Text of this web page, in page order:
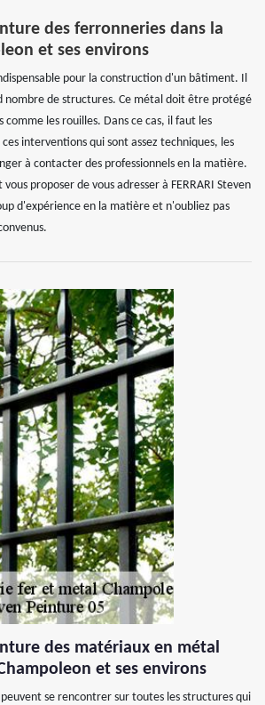
des ferronneries dans la
et ses environs
pour la construction d'un bâtiment. Il
nombre de structures. Ce métal doit être protégé
les rouilles. Dans ce cas, il faut les
interventions qui sont assez techniques, les
à contacter des professionnels en la matière.
proposer de vous adresser à FERRARI Steven
d'expérience en la matière et n'oubliez pas
des matériaux en métal
et ses environs
se rencontrer sur toutes les structures qui